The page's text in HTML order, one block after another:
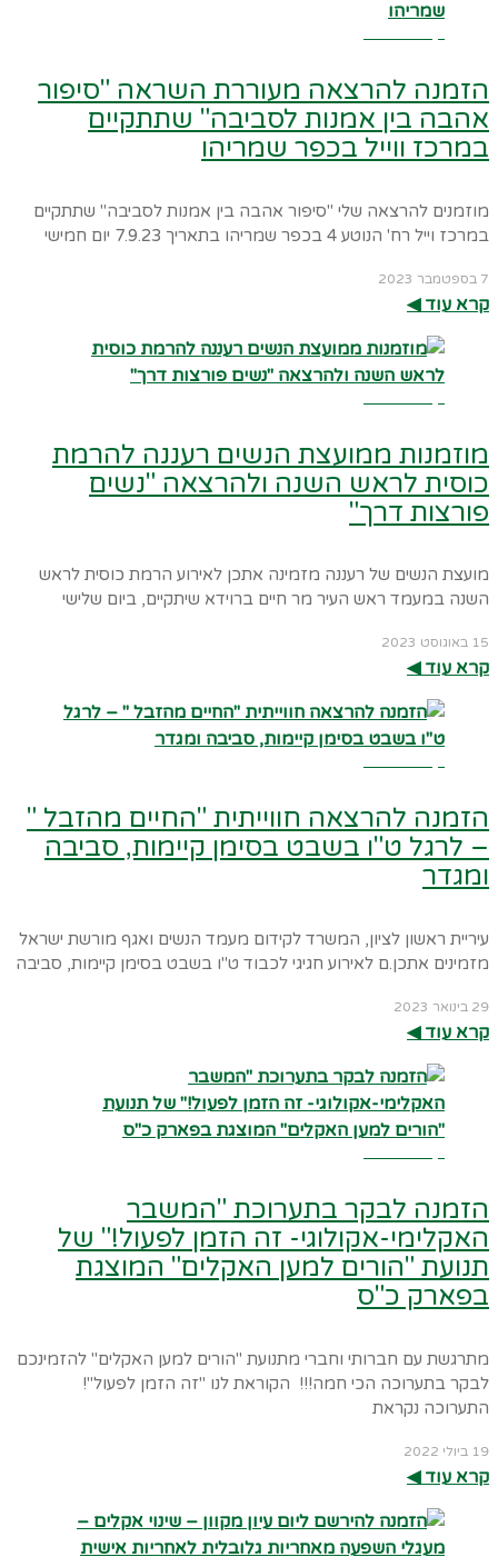
הזמנה להרצאה מעוררת השראה "סיפור
אהבה בין אמנות לסביבה" שתתקיים
במרכז ווייל בכפר שמריהו
מוזמנים להרצאה שלי "סיפור אהבה בין אמנות לסביבה" שתתקיים
במרכז וייל רח' הנוטע 4 בכפר שמריהו בתאריך 7.9.23 יום חמישי
7 בספטמבר 2023
קרא עוד ◀︎
מוזמנות ממועצת הנשים רעננה להרמת
כוסית לראש השנה ולהרצאה "נשים
פורצות דרך"
מועצת הנשים של רעננה מזמינה אתכן לאירוע הרמת כוסית לראש
השנה במעמד ראש העיר מר חיים ברוידא שיתקיים, ביום שלישי
15 באוגוסט 2023
קרא עוד ◀︎
הזמנה להרצאה חווייתית "החיים מהזבל "
– לרגל ט"ו בשבט בסימן קיימות, סביבה
ומגדר
עיריית ראשון לציון, המשרד לקידום מעמד הנשים ואגף מורשת ישראל
מזמינים אתכן.ם לאירוע חגיגי לכבוד ט"ו בשבט בסימן קיימות, סביבה
29 בינואר 2023
קרא עוד ◀︎
הזמנה לבקר בתערוכת "המשבר
האקלימי-אקולוגי- זה הזמן לפעול!" של
תנועת "הורים למען האקלים" המוצגת
בפארק כ"ס
מתרגשת עם חברותי וחברי מתנועת "הורים למען האקלים" להזמינכם
לבקר בתערוכה הכי חמה!!! הקוראת לנו "זה הזמן לפעול"!
התערוכה נקראת
19 ביולי 2022
קרא עוד ◀︎